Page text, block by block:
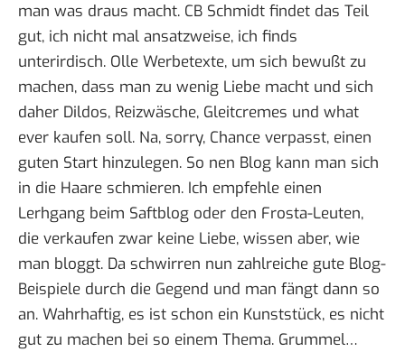
man was draus macht. CB Schmidt findet das Teil
gut, ich nicht mal ansatzweise, ich finds
unterirdisch. Olle Werbetexte, um sich bewußt zu
machen, dass man zu wenig Liebe macht und sich
daher Dildos, Reizwäsche, Gleitcremes und what
ever kaufen soll. Na, sorry, Chance verpasst, einen
guten Start hinzulegen. So nen Blog kann man sich
in die Haare schmieren. Ich empfehle einen
Lerhgang beim Saftblog oder den Frosta-Leuten,
die verkaufen zwar keine Liebe, wissen aber, wie
man bloggt. Da schwirren nun zahlreiche gute Blog-
Beispiele durch die Gegend und man fängt dann so
an. Wahrhaftig, es ist schon ein Kunststück, es nicht
gut zu machen bei so einem Thema. Grummel…